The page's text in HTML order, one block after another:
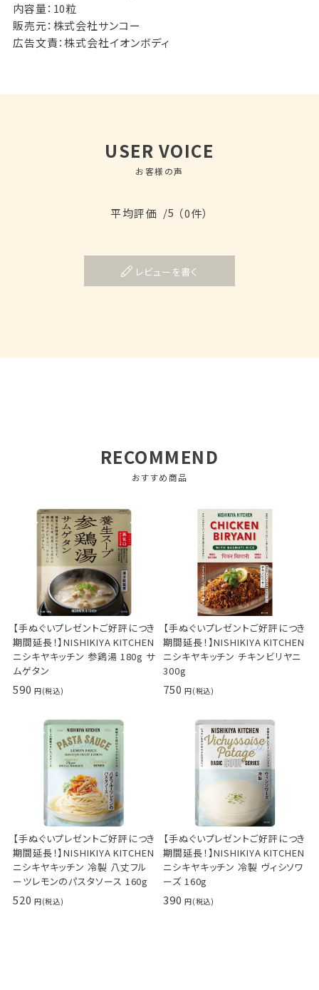
内容量：10粒
販売元：株式会社サンコー
広告文責：株式会社イオンボディ
USER VOICE
お客様の声
平均評価 /5 （0件）
レビューを書く
RECOMMEND
おすすめ商品
【手ぬぐいプレゼントご好評につき
期間延長！】NISHIKIYA KITCHEN
ニシキヤキッチン 参鶏湯 180g サ
ムゲタン
590
【手ぬぐいプレゼントご好評につき
期間延長！】NISHIKIYA KITCHEN
ニシキヤキッチン チキンビリヤニ
300g
750
【手ぬぐいプレゼントご好評につき
期間延長！】NISHIKIYA KITCHEN
ニシキヤキッチン 冷製 八丈フル
ーツレモンのパスタソース 160g
520
【手ぬぐいプレゼントご好評につき
期間延長！】NISHIKIYA KITCHEN
ニシキヤキッチン 冷製 ヴィシソワ
ーズ 160g
390